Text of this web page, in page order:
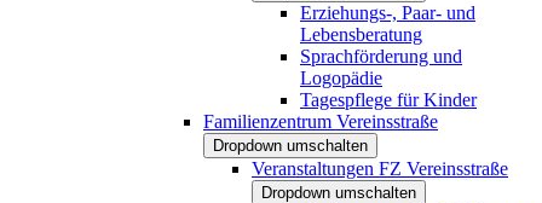
Erziehungs-, Paar- und
Lebensberatung
Sprachförderung und
Logopädie
Tagespflege für Kinder
Familienzentrum Vereinsstraße
Dropdown umschalten
Veranstaltungen FZ Vereinsstraße
Dropdown umschalten